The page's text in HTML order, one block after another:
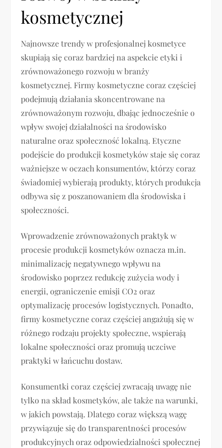
kosmetycznej
Najnowsze trendy w profesjonalnej kosmetyce
skupiają się coraz bardziej na aspekcie etyki i
zrównoważonego rozwoju w branży
kosmetycznej. Firmy kosmetyczne coraz częściej
podejmują działania skoncentrowane na
zrównoważonym rozwoju, dbając jednocześnie o
wpływ swojej działalności na środowisko
naturalne oraz społeczność lokalną. Etyczne
podejście do produkcji kosmetyków staje się coraz
ważniejsze w oczach konsumentów, którzy coraz
świadomiej wybierają produkty, których produkcja
odbywa się z poszanowaniem dla środowiska i
społeczności.
Wprowadzenie zrównoważonych praktyk w
procesie produkcji kosmetyków oznacza m.in.
minimalizację negatywnego wpływu na
środowisko poprzez redukcję zużycia wody i
energii, ograniczenie emisji CO2 oraz
optymalizację procesów logistycznych. Ponadto,
firmy kosmetyczne coraz częściej angażują się w
różnego rodzaju projekty społeczne, wspierają
lokalne społeczności oraz promują uczciwe
praktyki w łańcuchu dostaw.
Konsumentki coraz częściej zwracają uwagę nie
tylko na skład kosmetyków, ale także na warunki,
w jakich powstają. Dlatego coraz większą wagę
przywiązuje się do transparentności procesów
produkcyjnych oraz odpowiedzialności społecznej